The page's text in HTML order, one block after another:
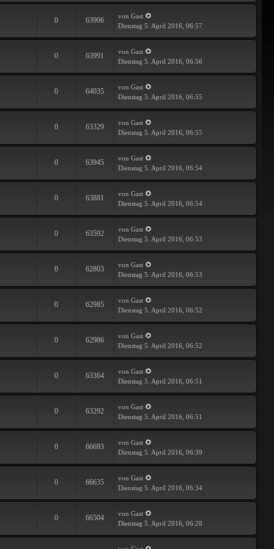
0 63906
von Gast
Dienstag 5. April 2016, 06:57
0 63991
von Gast
Dienstag 5. April 2016, 06:56
0 64035
von Gast
Dienstag 5. April 2016, 06:55
0 63329
von Gast
Dienstag 5. April 2016, 06:55
0 63945
von Gast
Dienstag 5. April 2016, 06:54
0 63881
von Gast
Dienstag 5. April 2016, 06:54
0 63592
von Gast
Dienstag 5. April 2016, 06:53
0 62803
von Gast
Dienstag 5. April 2016, 06:53
0 62985
von Gast
Dienstag 5. April 2016, 06:52
0 62986
von Gast
Dienstag 5. April 2016, 06:52
0 63364
von Gast
Dienstag 5. April 2016, 06:51
0 63292
von Gast
Dienstag 5. April 2016, 06:51
0 66693
von Gast
Dienstag 5. April 2016, 06:39
0 66635
von Gast
Dienstag 5. April 2016, 06:34
0 66504
von Gast
Dienstag 5. April 2016, 06:28